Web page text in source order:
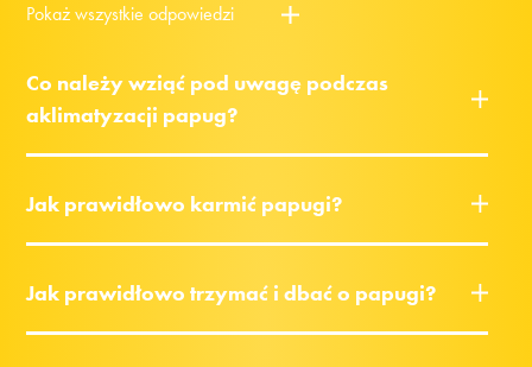
Pokaż wszystkie odpowiedzi
Co należy wziąć pod uwagę podczas
aklimatyzacji papug?
Jak prawidłowo karmić papugi?
Jak prawidłowo trzymać i dbać o papugi?